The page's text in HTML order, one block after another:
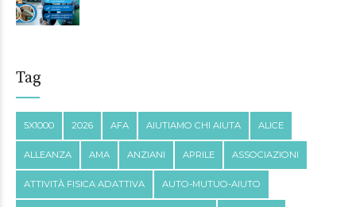
Tag
5X1000 2026 AFA AIUTIAMO CHI AIUTA ALICE
ALLEANZA AMA ANZIANI APRILE ASSOCIAZIONI
ATTIVITÀ FISICA ADATTIVA AUTO-MUTUO-AIUTO